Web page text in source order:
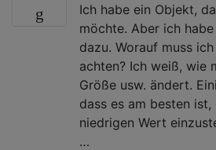
Ich habe ein Objekt,
möchte. Aber ich
dazu. Worauf muss
achten? Ich weiß, wie
Größe usw. ändert.
dass es am besten
niedrigen Wert
…